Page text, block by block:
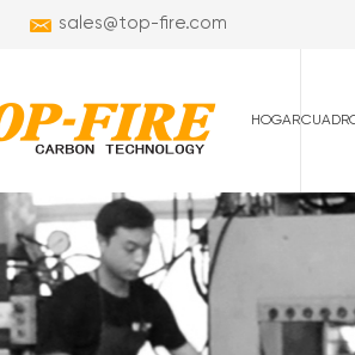
sales@top-fire.com
HOGAR